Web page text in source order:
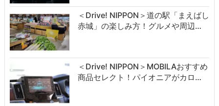
＜Drive! NIPPON＞道の駅「まえばし
赤城」の楽しみ方！グルメや周辺…
＜Drive! NIPPON＞MOBILAおすすめ
商品セレクト！パイオニアがカロ…